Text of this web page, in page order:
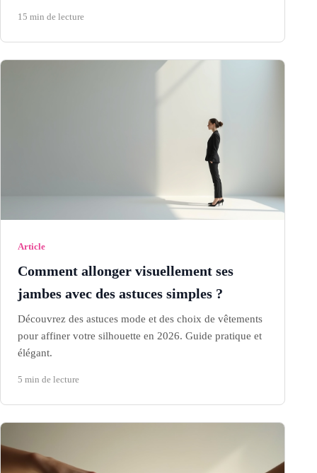
15 min de lecture
Article
Comment allonger visuellement ses
jambes avec des astuces simples ?
Découvrez des astuces mode et des choix de vêtements
pour affiner votre silhouette en 2026. Guide pratique et
élégant.
5 min de lecture